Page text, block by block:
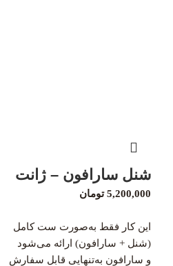
شنل سارافون – ژانت
5,200,000 تومان
این کار فقط به‌صورت ست کامل
(شنل + سارافون) ارائه می‌شود
و سارافون به‌تنهایی قابل سفارش